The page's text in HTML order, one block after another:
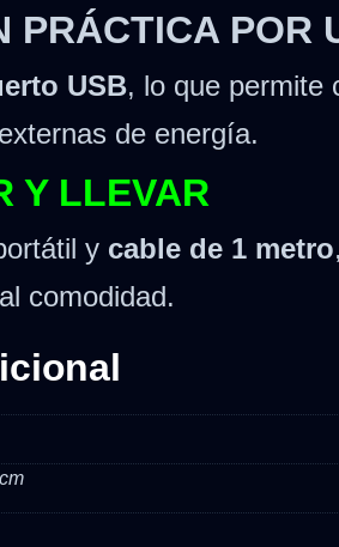
PRÁCTICA POR
USB, lo que permite
de energía.
Y LLEVAR
y cable de 1 metro
comodidad.